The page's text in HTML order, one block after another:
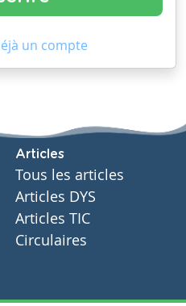
un compte
Articles
Tous les articles
Articles DYS
Articles TIC
Circulaires